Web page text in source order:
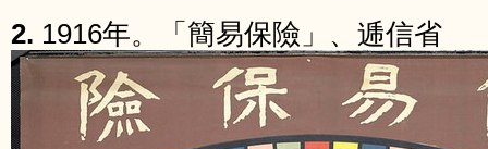
2. 1916年。「簡易保險」、逓信省